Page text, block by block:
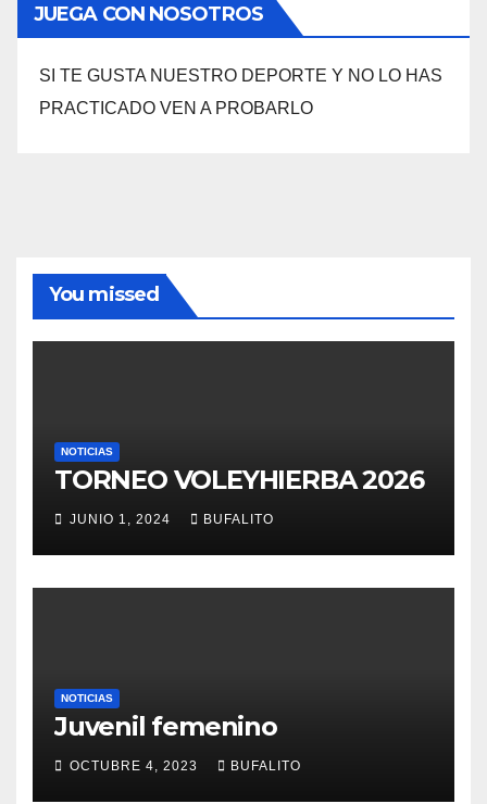
JUEGA CON NOSOTROS
SI TE GUSTA NUESTRO DEPORTE Y NO LO HAS
PRACTICADO VEN A PROBARLO
You missed
NOTICIAS
TORNEO VOLEYHIERBA 2026
JUNIO 1, 2024 BUFALITO
NOTICIAS
Juvenil femenino
OCTUBRE 4, 2023 BUFALITO